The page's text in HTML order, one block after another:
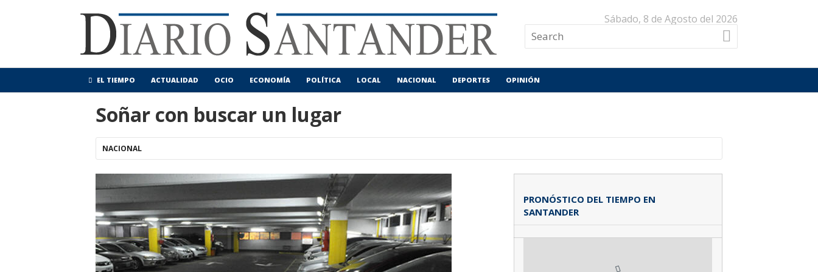
Sábado, 8 de Agosto del 2026
EL TIEMPO ACTUALIDAD OCIO ECONOMÍA POLÍTICA LOCAL NACIONAL DEPORTES OPINIÓN
Soñar con buscar un lugar
NACIONAL
PRONÓSTICO DEL TIEMPO EN
SANTANDER